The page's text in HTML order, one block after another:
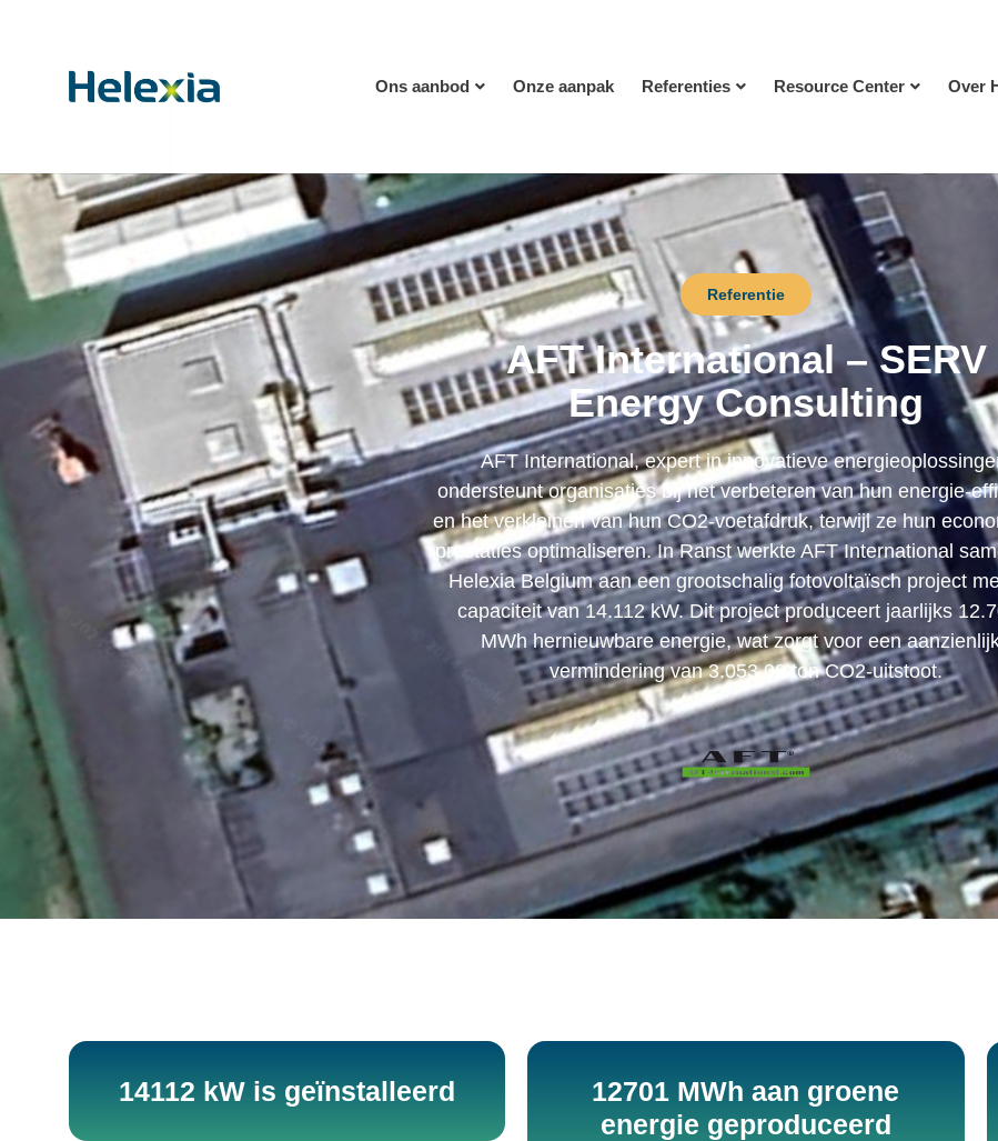
Ons aanbod Onze aanpak Referenties Resource Center Over
Referentie
AFT International – SERV
Energy Consulting
AFT International, expert in innovatieve
ondersteunt organisaties bij het verbeteren van hun energie-
en het verkleinen van hun CO2-voetafdruk, terwijl ze hun
prestaties optimaliseren. In Ranst werkte AFT International
Helexia Belgium aan een grootschalig fotovoltaïsch project
capaciteit van 14.112 kW. Dit project produceert jaarlijks
MWh hernieuwbare energie, wat zorgt voor een
vermindering van 3.053,08 ton CO2-uitstoot.
14112 kW is geïnstalleerd
12701 MWh aan groene
energie geproduceerd